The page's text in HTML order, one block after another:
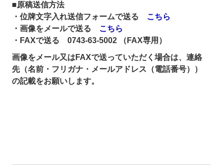
■原稿送信方法
・位牌文字入れ送信フォームで送る こちら
・画像をメールで送る こちら
・FAXで送る 0743-63-5002 （FAX専用）
画像をメール又は FAXで送っていただく場合は、連絡
先（名前・フリガナ・メールアドレス（電話番号））
の記載をお願いします。